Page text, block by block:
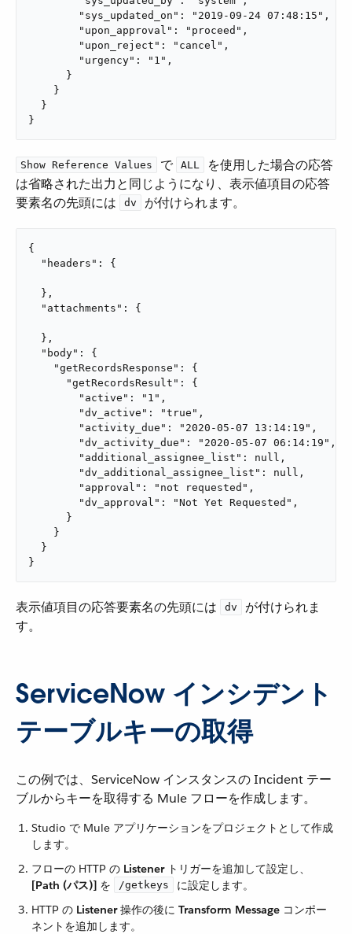
        "sys_updated_on": "2019-09-24 07:48:15",
        "upon_approval": "proceed",
        "upon_reject": "cancel",
        "urgency": "1",
      }
    }
  }
}
Show Reference Values ​ で ​ ALL
​ を使用した場合の応答
は省略された出力と同じようになり、表示値項目の応答
要素名の先頭には ​
dv ​ が付けられます。
{
  "headers": {
  },
  "attachments": {
  },
  "body": {
    "getRecordsResponse": {
      "getRecordsResult": {
        "active": "1",
        "dv_active": "true",
        "activity_due": "2020-05-07 13:14:19",
        "dv_activity_due": "2020-05-07 06:14:19",
        "additional_assignee_list": null,
        "dv_additional_assignee_list": null,
        "approval": "not requested",
        "dv_approval": "Not Yet Requested",
      }
    }
  }
}
表示値項目の応答要素名の先頭には ​ dv
​ が付けられま
す。
ServiceNow インシデント
テーブルキーの取得
この例では、ServiceNow インスタンスの Incident テー
ブルからキーを取得する Mule フローを作成します。
Studio で Mule アプリケーションをプロジェクトとして作成
します。
フローの HTTP の ​ Listener​ トリガーを追加して設定し、​
[Path (パス)] ​ を ​ /getkeys
​ に設定します。
HTTP の ​ Listener​ 操作の後に ​ Transform Message ​ コンポー
ネントを追加します。